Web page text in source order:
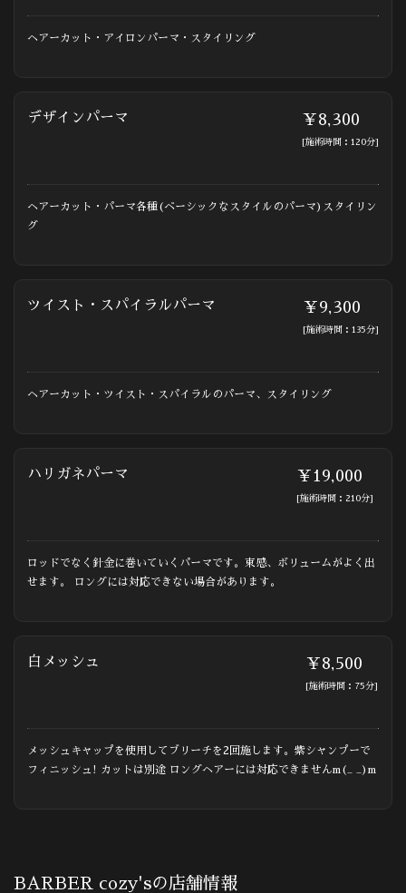
ヘアーカット・アイロンパーマ・スタイリング
デザインパーマ ￥8,300
[施術時間：120分]
ヘアーカット・パーマ各種(ベーシックなスタイルのパーマ)スタイリン
グ
ツイスト・スパイラルパーマ ￥9,300
[施術時間：135分]
ヘアーカット・ツイスト・スパイラルのパーマ、スタイリング
ハリガネパーマ ￥19,000
[施術時間：210分]
ロッドでなく針金に巻いていくパーマです。束感、ボリュームがよく出
せます。 ロングには対応できない場合があります。
白メッシュ ￥8,500
[施術時間：75分]
メッシュキャップを使用してブリーチを2回施します。紫シャンプーで
フィニッシュ! カットは別途 ロングヘアーには対応できませんm(_ _)m
BARBER cozy'sの店舗情報